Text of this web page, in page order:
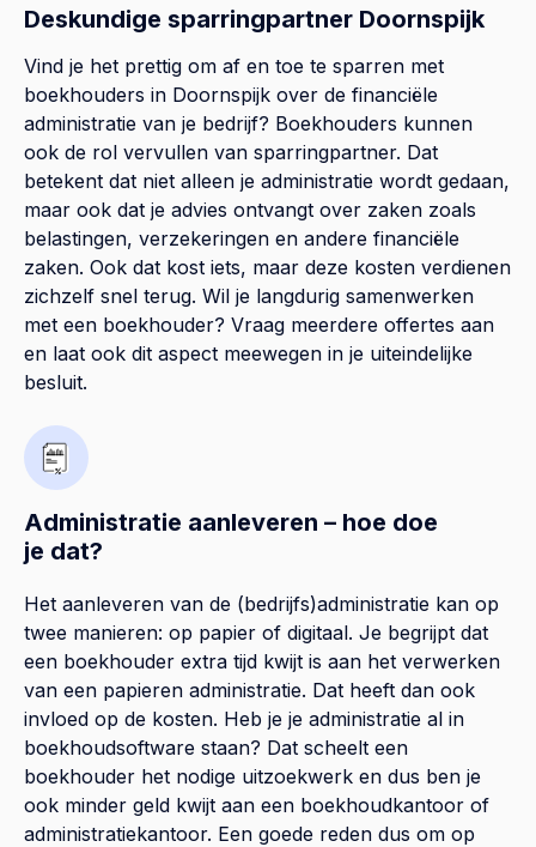
Deskundige sparringpartner Doornspijk
Vind je het prettig om af en toe te sparren met
boekhouders in Doornspijk over de financiële
administratie van je bedrijf? Boekhouders kunnen
ook de rol vervullen van sparringpartner. Dat
betekent dat niet alleen je administratie wordt gedaan,
maar ook dat je advies ontvangt over zaken zoals
belastingen, verzekeringen en andere financiële
zaken. Ook dat kost iets, maar deze kosten verdienen
zichzelf snel terug. Wil je langdurig samenwerken
met een boekhouder? Vraag meerdere offertes aan
en laat ook dit aspect meewegen in je uiteindelijke
besluit.
Administratie aanleveren – hoe doe
je dat?
Het aanleveren van de (bedrijfs)administratie kan op
twee manieren: op papier of digitaal. Je begrijpt dat
een boekhouder extra tijd kwijt is aan het verwerken
van een papieren administratie. Dat heeft dan ook
invloed op de kosten. Heb je je administratie al in
boekhoudsoftware staan? Dat scheelt een
boekhouder het nodige uitzoekwerk en dus ben je
ook minder geld kwijt aan een boekhoudkantoor of
administratiekantoor. Een goede reden dus om op